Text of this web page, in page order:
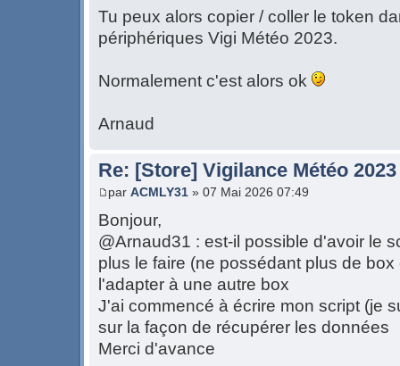
Tu peux alors copier / coller le token
périphériques Vigi Météo 2023.
Normalement c'est alors ok
Arnaud
Re: [Store] Vigilance Météo 2023
par ACMLY31 » 07 Mai 2026 07:49
Bonjour,
@Arnaud31 : est-il possible d'avoir le
plus le faire (ne possédant plus de
l'adapter à une autre box
J'ai commencé à écrire mon script (je
sur la façon de récupérer les données
Merci d'avance